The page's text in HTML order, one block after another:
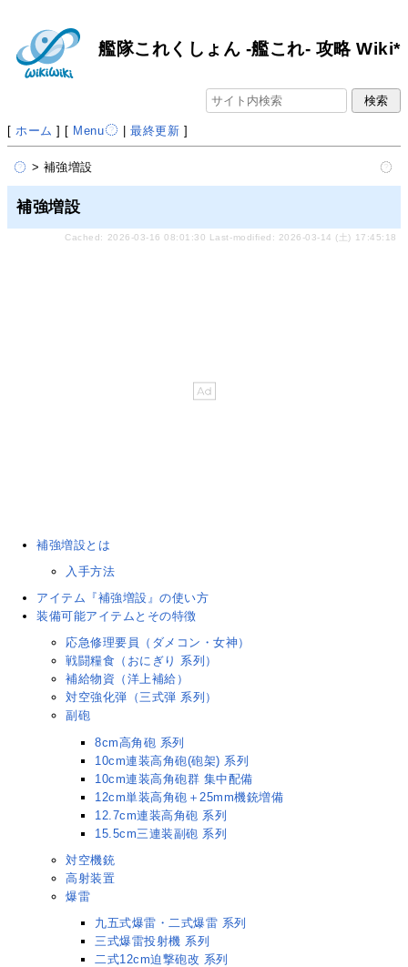
艦隊これくしょん -艦これ- 攻略 Wiki*
[ ホーム ] [ Menu |最終更新 ]
> 補強増設
補強増設
Cached: 2026-03-16 08:01:30 Last-modified: 2026-03-14 (土) 17:45:18
補強増設とは
入手方法
アイテム『補強増設』の使い方
装備可能アイテムとその特徴
応急修理要員（ダメコン・女神）
戦闘糧食（おにぎり 系列）
補給物資（洋上補給）
対空強化弾（三式弾 系列）
副砲
8cm高角砲 系列
10cm連装高角砲(砲架) 系列
10cm連装高角砲群 集中配備
12cm単装高角砲＋25mm機銃増備
12.7cm連装高角砲 系列
15.5cm三連装副砲 系列
対空機銃
高射装置
爆雷
九五式爆雷・二式爆雷 系列
三式爆雷投射機 系列
二式12cm迫撃砲改 系列